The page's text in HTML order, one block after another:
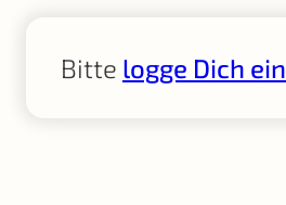
Bitte logge Dich ein